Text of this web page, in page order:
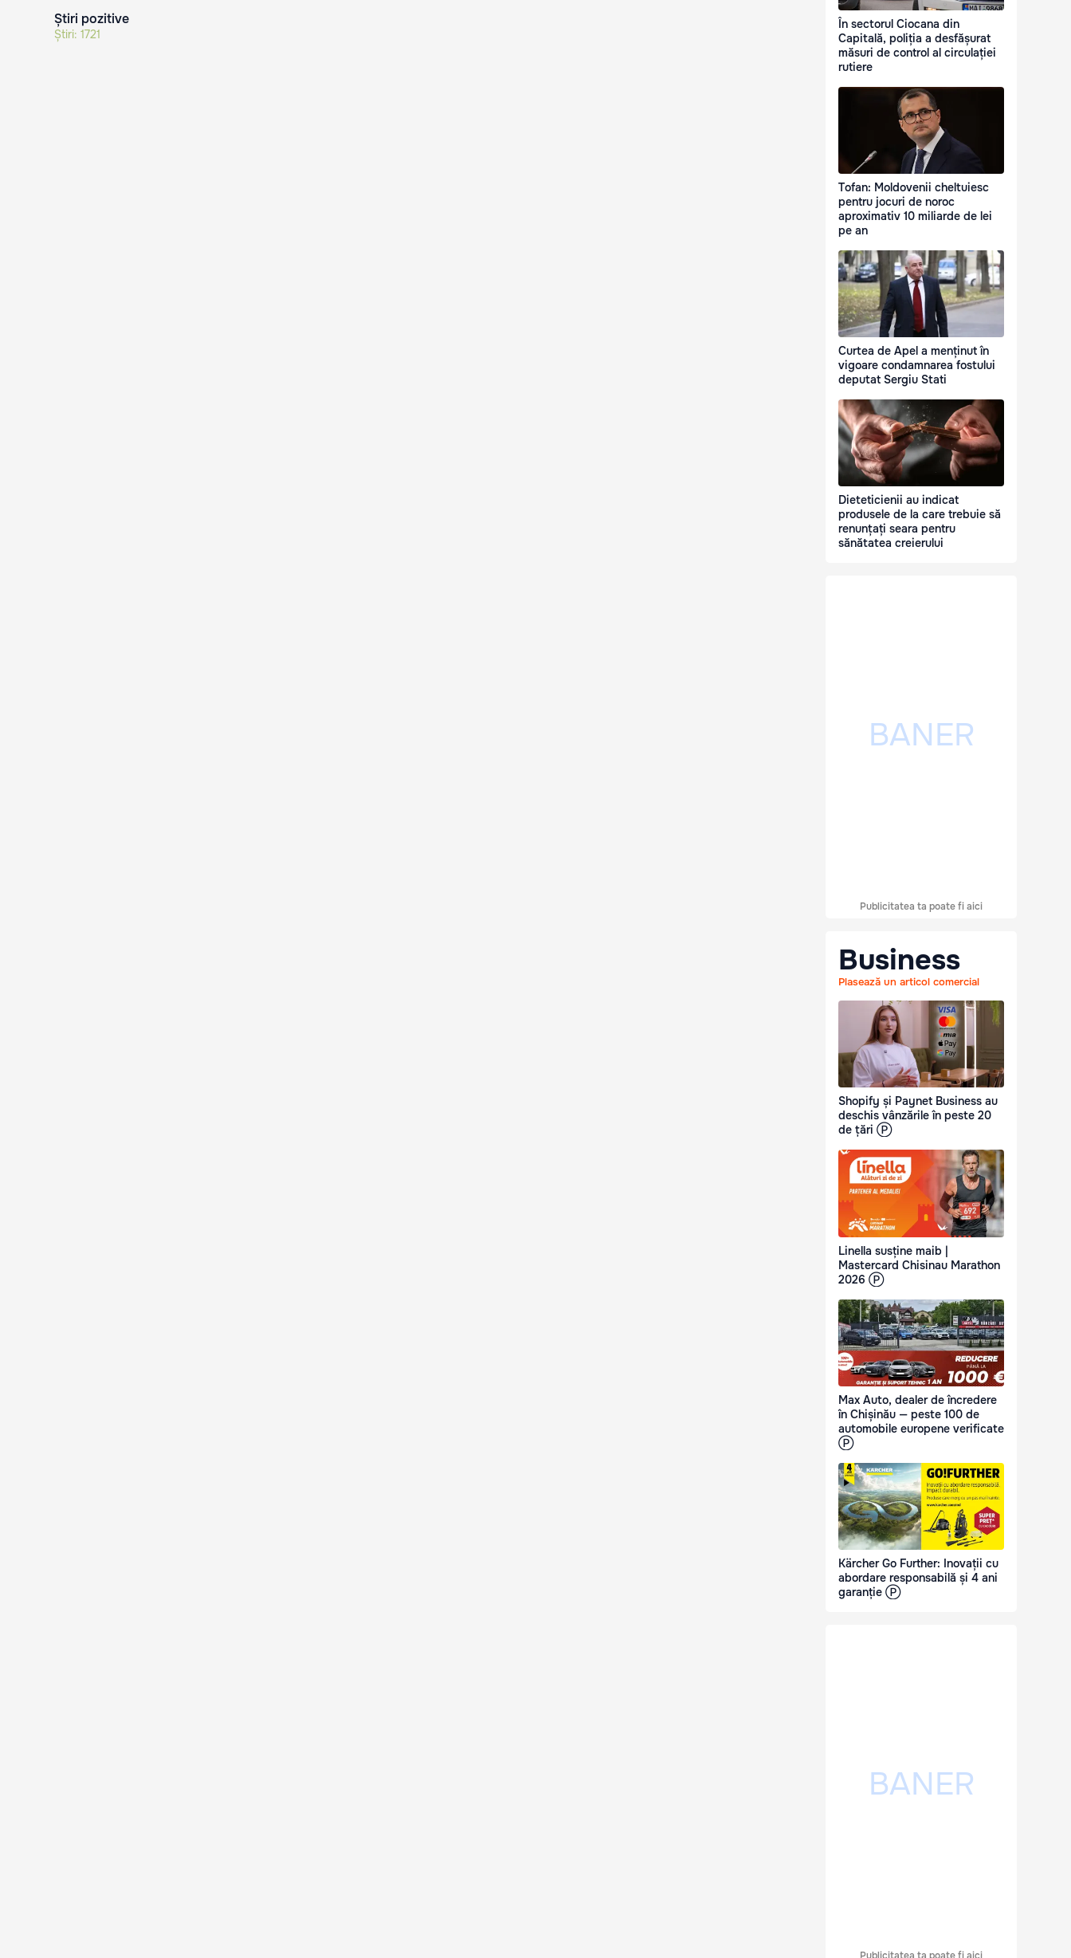
Știri pozitive
Știri: 1721
În sectorul Ciocana din
Capitală, poliția a desfășurat
măsuri de control al circulației
rutiere
Tofan: Moldovenii cheltuiesc
pentru jocuri de noroc
aproximativ 10 miliarde de lei
pe an
Curtea de Apel a menținut în
vigoare condamnarea fostului
deputat Sergiu Stati
Dieteticienii au indicat
produsele de la care trebuie să
renunțați seara pentru
sănătatea creierului
Publicitatea ta poate fi aici
Business
Plasează un articol comercial
Shopify și Paynet Business au
deschis vânzările în peste 20
de țări Ⓟ
Linella susține maib |
Mastercard Chisinau Marathon
2026 Ⓟ
Max Auto, dealer de încredere
în Chișinău — peste 100 de
automobile europene verificate
Ⓟ
Kärcher Go Further: Inovații cu
abordare responsabilă și 4 ani
garanție Ⓟ
Publicitatea ta poate fi aici